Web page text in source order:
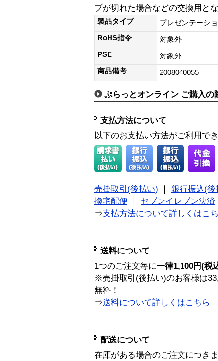
プが切れた場合などの交換用と
製品タイプ
プレゼンテーシ
RoHS指令
対象外
PSE
対象外
商品備考
2008040055
ぷらっとオンライン ご購入の
支払方法について
以下のお支払い方法がご利用で
売掛取引(後払い)
銀行振込(後
換宅配便
セブンイレブン決済
⇒支払方法について詳しくはこ
送料について
1つのご注文毎に一律1,100円(税
※売掛取引(後払い)のお客様は
無料！
⇒送料について詳しくはこちら
配送について
在庫がある場合のご注文につき